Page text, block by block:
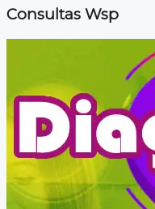
Consultas Wsp